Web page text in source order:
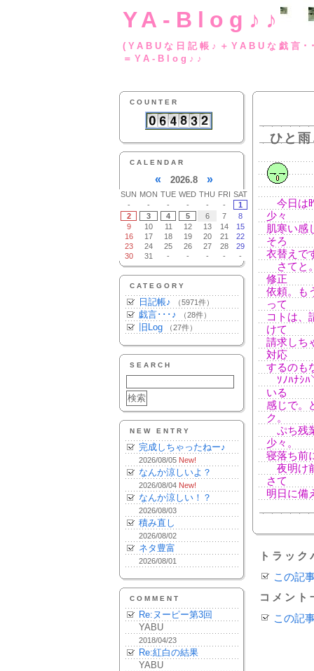
YA-Blog♪♪
(YABUな日記帳♪
＝YA-Blog♪♪
COUNTER
CALENDAR
« 2026.8 »
SUN MON TUE WED THU FRI SAT
-
- - - - -
1
2
3 4 5 6 7
8
9
10 11 12 13 14
15
16
17 18 19 20 21
22
23
24 25 26 27 28
29
30
31 - - - - -
CATEGORY
日記帳♪ （5971件）
戯言･･･♪ （28件）
旧Log （27件）
SEARCH
NEW ENTRY
完成しちゃったねー♪
2026/08/05 New!
なんか涼しいよ？
2026/08/04 New!
なんか涼しい！？
2026/08/03
積み直し
2026/08/02
ネタ豊富
2026/08/01
COMMENT
Re:ヌーピー第3回
YABU
2018/04/23
Re:紅白の結果
YABU
ひと
今日は
少々
肌寒い感
そろ
衣替えで
さてと
修正
依頼。も
って
コトは、
けて
請求しち
対応
するのも
ｿﾉﾊﾅｼﾊ
いる
感じで。
ク。
ぷち残
少々。
寝落ち前
夜明け
さて
明日に備
トラッ
この記
コメント
この記